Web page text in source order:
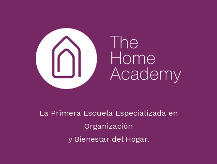
La Primera Escuela Especializada en
Organización
y Bienestar del Hogar.